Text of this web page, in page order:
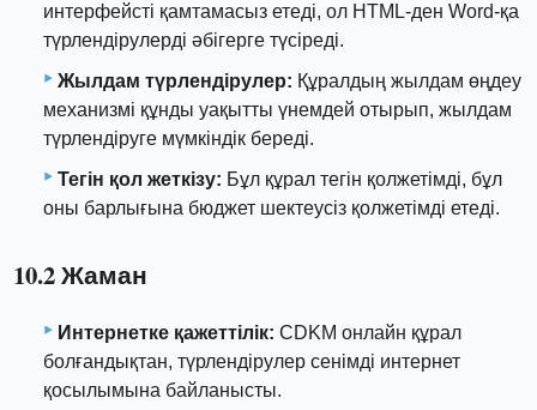
интерфейсті қамтамасыз етеді, ол HTML-ден Word-қа
түрлендірулерді әбігерге түсіреді.
Жылдам түрлендірулер: Құралдың жылдам өңдеу
механизмі құнды уақытты үнемдей отырып, жылдам
түрлендіруге мүмкіндік береді.
Тегін қол жеткізу: Бұл құрал тегін қолжетімді, бұл
оны барлығына бюджет шектеусіз қолжетімді етеді.
10.2 Жаман
Интернетке қажеттілік: CDKM онлайн құрал
болғандықтан, түрлендірулер сенімді интернет
қосылымына байланысты.